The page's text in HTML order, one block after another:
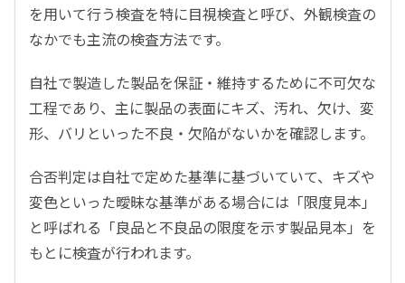
を用いて行う検査を特に目視検査と呼び、外観検査の
なかでも主流の検査方法です。
自社で製造した製品を保証・維持するために不可欠な
工程であり、主に製品の表面にキズ、汚れ、欠け、変
形、バリといった不良・欠陥がないかを確認します。
合否判定は自社で定めた基準に基づいていて、キズや
変色といった曖昧な基準がある場合には「限度見本」
と呼ばれる「良品と不良品の限度を示す製品見本」を
もとに検査が行われます。